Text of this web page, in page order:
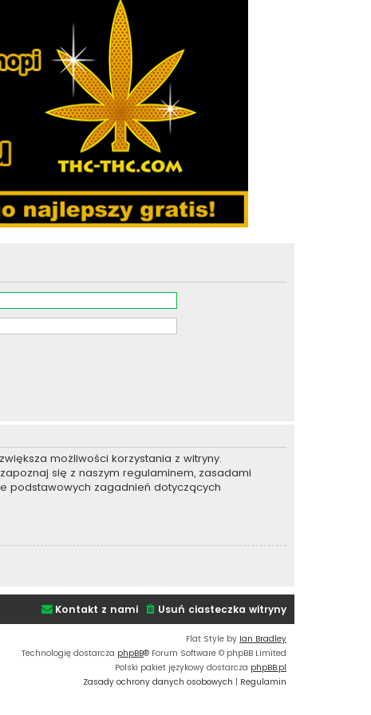
możliwości korzystania z witryny.
się z naszym regulaminem, zasadami
podstawowych zagadnień dotyczących
Usuń ciasteczka witryny
Kontakt z nami
Flat Style by Ian Bradley
Technologię dostarcza phpBB® Forum Software © phpBB Limited
Polski pakiet językowy dostarcza phpBB.pl
Zasady ochrony danych osobowych | Regulamin